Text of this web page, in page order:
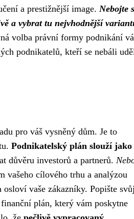
a prestižnější image. Nebojte
a vybrat tu nejvhodnější
volba právní formy podnikání
podnikatelů, kteří se nebáli
pro váš vysněný dům. Je to
Podnikatelský plán slouží jako
důvěru investorů a partnerů.
vašeho cílového trhu a analýzou
vaše zákazníky. Popište svůj
plán, který vám poskytne